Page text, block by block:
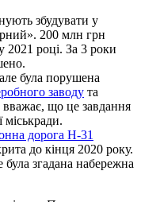
збудувати у
200 млн грн
2021 році. За 3 роки
була порушена
заводу та
що це завдання
міськради.
дорога Н-31
до кінця 2020 року.
згадана набережна